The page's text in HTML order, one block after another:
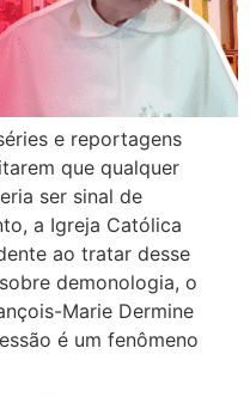
e reportagens
que qualquer
ser sinal de
a Igreja Católica
ao tratar desse
demonologia, o
Marie Dermine
é um fenômeno